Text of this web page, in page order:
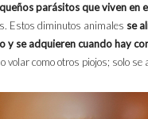
parásitos que viven en
Estos diminutos animales se
y se adquieren cuando hay
volar como otros piojos; solo